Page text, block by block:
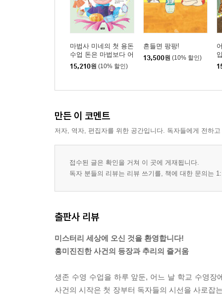
마법사 미네의 첫 용돈
수업 돈은 마법보다 어
려워!
15,210원 (10% 할인)
흔들면 팡팡!
13,500원 (10% 할인)
만든 이 코멘트
저자, 역자, 편집자를 위한 공간입니다. 독자들에게 전하
접수된 글은 확인을 거쳐 이 곳에 게재됩니다.
독자 분들의 리뷰는 리뷰 쓰기를, 책에 대한 문의는
출판사 리뷰
미스터리 세상에 오신 것을 환영합니다!
흥미진진한 사건의 등장과 추리의 즐거움
생존 수영 수업을 하루 앞둔, 어느 날 학교 수영장
사건의 시작은 첫 장부터 독자들의 시선을 사로잡